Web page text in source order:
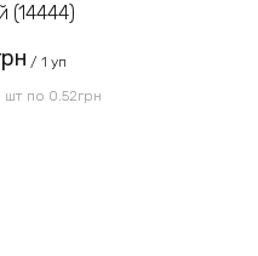
Надіслати
(14444)
/ 1 уп
шт по 0.52грн